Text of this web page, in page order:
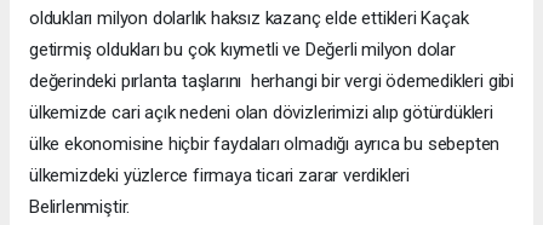
oldukları milyon dolarlık haksız kazanç elde ettikleri Kaçak
getirmiş oldukları bu çok kıymetli ve Değerli milyon dolar
değerindeki pırlanta taşlarını herhangi bir vergi ödemedikleri gibi
ülkemizde cari açık nedeni olan dövizlerimizi alıp götürdükleri
ülke ekonomisine hiçbir faydaları olmadığı ayrıca bu sebepten
ülkemizdeki yüzlerce firmaya ticari zarar verdikleri
Belirlenmiştir.